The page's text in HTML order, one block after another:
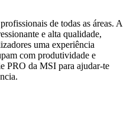
de todas as áreas. A
e alta qualidade,
uma experiência
com produtividade e
PRO da MSI para ajudar-te